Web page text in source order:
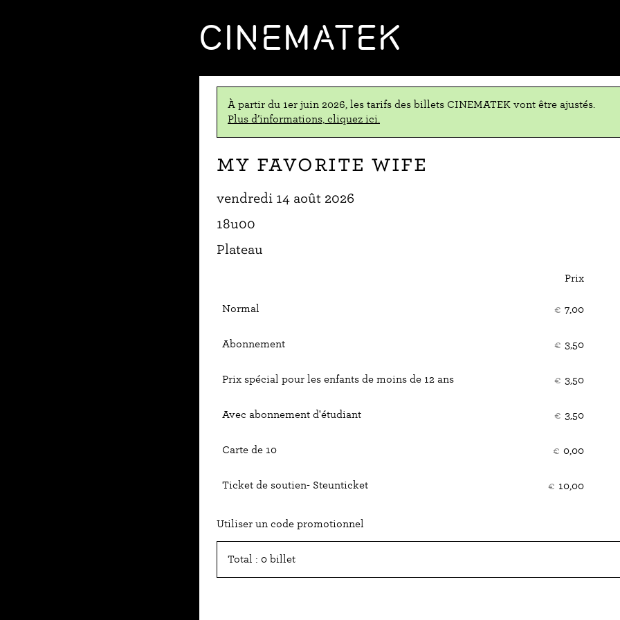
CINEMATEK
À partir du 1er juin 2026, les tarifs des billets CINEMATEK vont être ajustés.
Plus d’informations, cliquez ici.
My Favorite Wife
vendredi 14 août 2026
18u00
Plateau
Prix
Normal € 7,00
Abonnement € 3,50
Prix spécial pour les enfants de moins de 12 ans € 3,50
Avec abonnement d'étudiant € 3,50
Carte de 10 € 0,00
Ticket de soutien- Steunticket € 10,00
Utiliser un code promotionnel
Total : 0 billet